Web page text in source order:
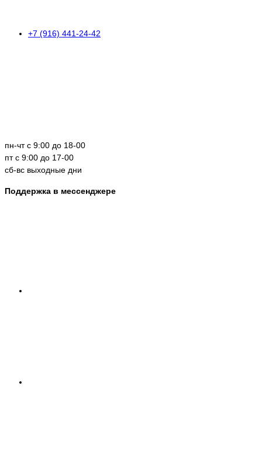
+7 (916) 441-24-42
пн-чт с 9:00 до 18-00
пт с 9:00 до 17-00
сб-вс выходные дни
Поддержка в мессенджере